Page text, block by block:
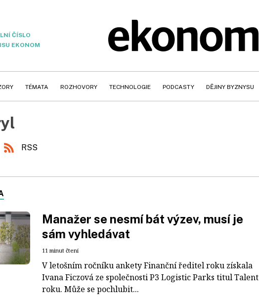
ČÍSLO
EKONOM
TÉMATA ROZHOVORY TECHNOLOGIE PODCASTY DĚJINY BYZNYSU
RSS
Manažer se nesmí bát výzev, musí je
sám vyhledávat
11 minut čtení
V letošním ročníku ankety Finanční ředitel roku získala
Ivana Ficzová ze společnosti P3 Logistic Parks titul Talent
roku. Může se pochlubit...